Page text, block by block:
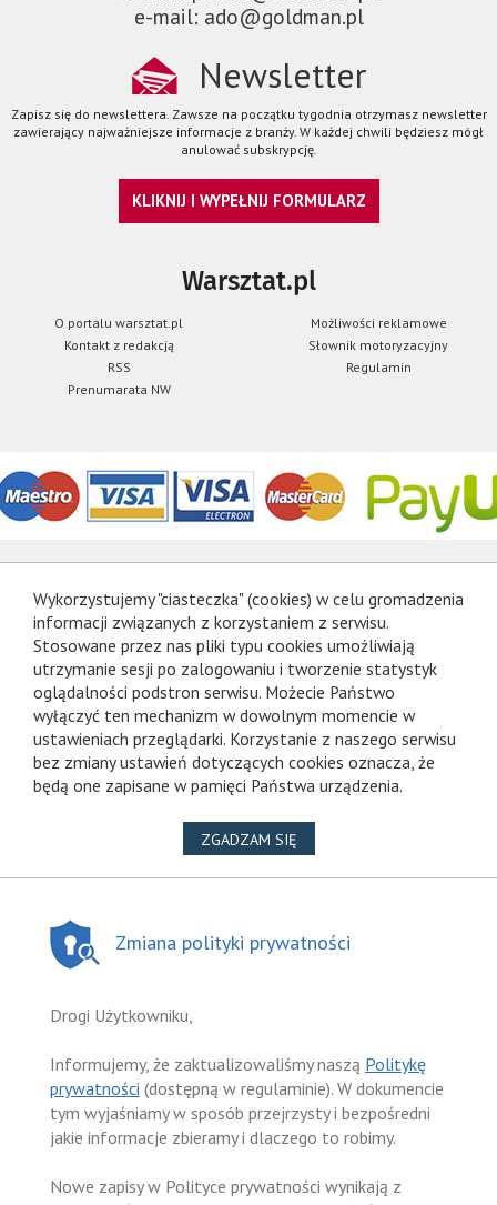
e-mail: ado@goldman.pl
Newsletter
Zapisz się do newslettera. Zawsze na początku tygodnia otrzymasz newsletter
zawierający najważniejsze informacje z branży. W każdej chwili będziesz mógł
anulować subskrypcję.
KLIKNIJ I WYPEŁNIJ FORMULARZ
Warsztat.pl
O portalu warsztat.pl
Możliwości reklamowe
Kontakt z redakcją
Słownik motoryzacyjny
RSS
Regulamin
Prenumarata NW
Wykorzystujemy "ciasteczka" (cookies) w celu gromadzenia
informacji związanych z korzystaniem z serwisu.
Stosowane przez nas pliki typu cookies umożliwiają
utrzymanie sesji po zalogowaniu i tworzenie statystyk
oglądalności podstron serwisu. Możecie Państwo
wyłączyć ten mechanizm w dowolnym momencie w
ustawieniach przeglądarki. Korzystanie z naszego serwisu
bez zmiany ustawień dotyczących cookies oznacza, że
będą one zapisane w pamięci Państwa urządzenia.
ZGADZAM SIĘNA WYKORZYSTANIE PLIKÓW
Zmiana polityki prywatności
Drogi Użytkowniku,
Informujemy, że zaktualizowaliśmy naszą Politykę
prywatności (dostępną w regulaminie). W dokumencie
tym wyjaśniamy w sposób przejrzysty i bezpośredni
jakie informacje zbieramy i dlaczego to robimy.
Nowe zapisy w Polityce prywatności wynikają z